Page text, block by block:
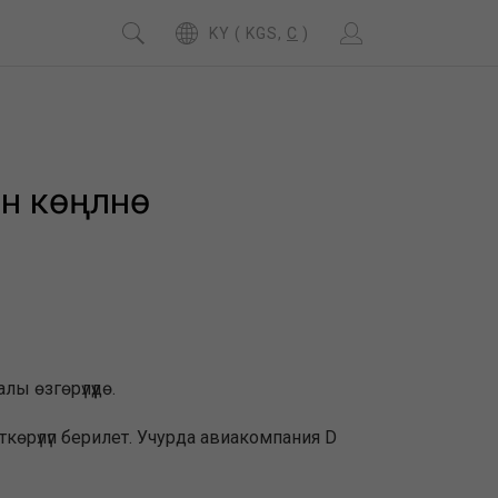
KY ( KGS, C )
берилет. Учурда авиакомпания D